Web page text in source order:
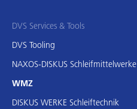
DVS Services & Tools
DVS Tooling
NAXOS-DISKUS Schleifmittelwerke
WMZ
DISKUS WERKE Schleiftechnik